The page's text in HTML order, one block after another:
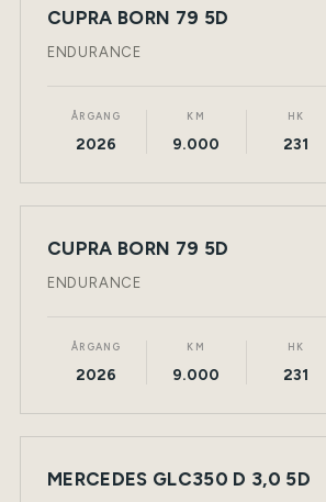
LEASING NY BIL
CUPRA BORN 79 5D
ENDURANCE
ÅRGANG
2026
KM
9.000
HK
231
NY BIL
CUPRA BORN 79 5D
ENDURANCE
ÅRGANG
2026
KM
9.000
HK
231
NY BIL
MERCEDES GLC350 D 3,0 5D